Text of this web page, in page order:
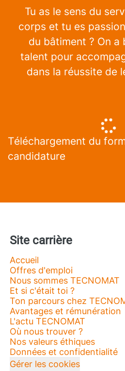
Tu as le sens du
corps et tu es
du bâtiment ? On a
talent pour
dans la réussite de
Téléchargement du
candidature
Site carrière
Accueil
Offres d'emploi
Nous sommes TECNOMAT
Et si c'était toi ?
Ton parcours chez
Avantages et rémunération
L'actu TECNOMAT
Où nous trouver ?
Nos valeurs éthiques
Données et confidentialité
Gérer les cookies